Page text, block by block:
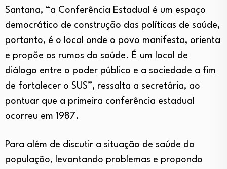
Santana, “a Conferência Estadual é um espaço
democrático de construção das políticas de saúde,
portanto, é o local onde o povo manifesta, orienta
e propõe os rumos da saúde. É um local de
diálogo entre o poder público e a sociedade a fim
de fortalecer o SUS”, ressalta a secretária, ao
pontuar que a primeira conferência estadual
ocorreu em 1987.
Para além de discutir a situação de saúde da
população, levantando problemas e propondo